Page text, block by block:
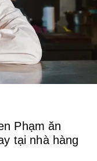
Phạm ăn
tại nhà hàng